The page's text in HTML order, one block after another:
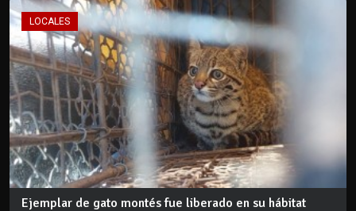
LOCALES
Ejemplar de gato montés fue liberado en su hábitat